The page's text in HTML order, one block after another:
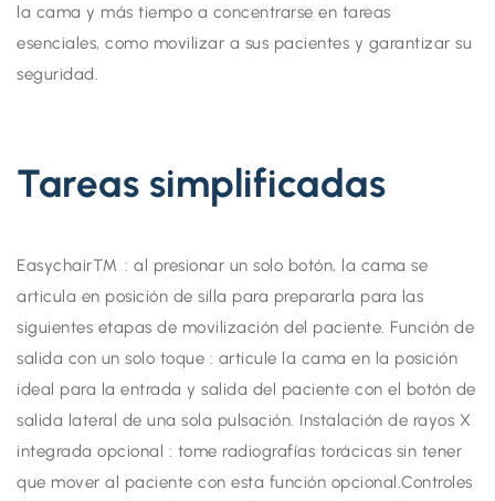
la cama y más tiempo a concentrarse en tareas
esenciales, como movilizar a sus pacientes y garantizar su
seguridad.
Tareas simplificadas
Easychair™ : al presionar un solo botón, la cama se
articula en posición de silla para prepararla para las
siguientes etapas de movilización del paciente. Función de
salida con un solo toque : articule la cama en la posición
ideal para la entrada y salida del paciente con el botón de
salida lateral de una sola pulsación. Instalación de rayos X
integrada opcional : tome radiografías torácicas sin tener
que mover al paciente con esta función opcional.Controles